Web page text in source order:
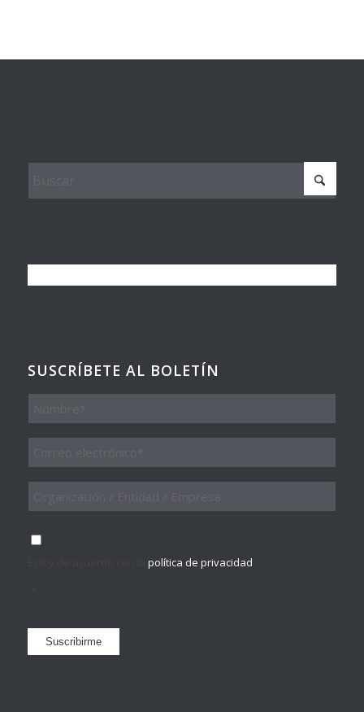
SUSCRÍBETE AL BOLETÍN
Nombre
Entidad
Empresa
Consentimiento
política de privacidad
Suscribirme